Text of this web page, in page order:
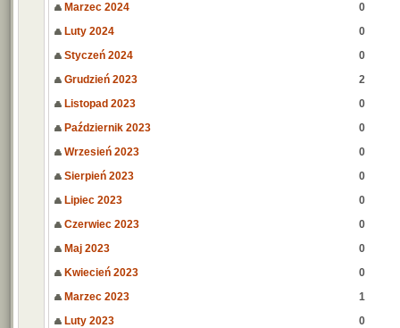
Marzec 2024
0
Luty 2024
0
Styczeń 2024
0
Grudzień 2023
2
Listopad 2023
0
Październik 2023
0
Wrzesień 2023
0
Sierpień 2023
0
Lipiec 2023
0
Czerwiec 2023
0
Maj 2023
0
Kwiecień 2023
0
Marzec 2023
1
Luty 2023
0